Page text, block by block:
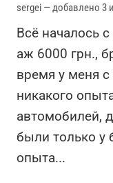
sergei — добавлено 3
Всё началось
аж 6000 грн.,
время у меня
никакого
автомобилей,
были только у
опыта...